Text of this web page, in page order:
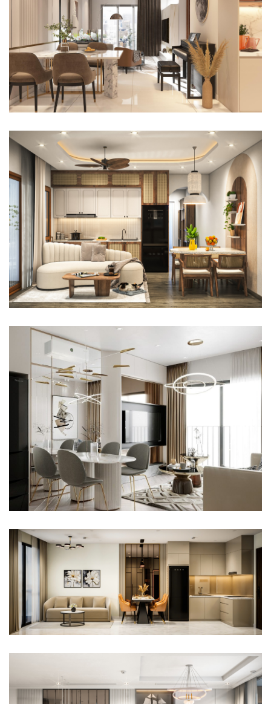
NỘI THẤT CĂN HỘ 2 PHÒNG NGỦ CALEDON CITY TÂN PHÚ
THIẾT KẾ NỘI THẤT CĂN HỘ 2 PHÒNG NGỦ CARILLON 1
THI CÔNG NỘI THẤT SANG TRỌNG CĂN HỘ 1PN+ VINHOMES
GRAND PARK
THIẾT KẾ THI CÔNG NỘI THẤT CĂN HỘ 1PN+ VINHOMES GRAND
PARK QUẬN 9